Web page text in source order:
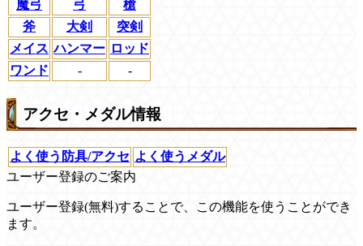
魔弓 弓
槍
斧
大剣
突剣
メイス ハンマー ロッド
ワンド
- -
アクセ・メダル情報
よく使う防具/アクセ よく使うメダル
ユーザー登録のご案内
ユーザー登録(無料)することで、この機能を使うことができ
ます。